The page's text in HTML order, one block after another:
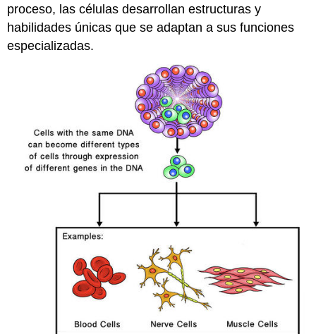
proceso, las células desarrollan estructuras y
habilidades únicas que se adaptan a sus funciones
especializadas.